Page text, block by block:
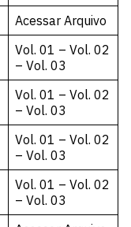
Acessar Arquivo
Vol. 01 – Vol. 02
– Vol. 03
Vol. 01 – Vol. 02
– Vol. 03
Vol. 01 – Vol. 02
– Vol. 03
Vol. 01 – Vol. 02
– Vol. 03